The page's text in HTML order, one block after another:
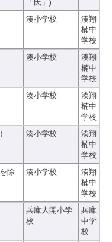
湊小学校
湊翔
楠中
学校
湊小学校
湊翔
楠中
学校
湊小学校
湊翔
楠中
学校
湊小学校
湊翔
楠中
学校
除
湊小学校
湊翔
楠中
学校
兵庫大開小学
校
兵庫
中学
校